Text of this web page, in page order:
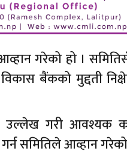
गरेको हो ।
बैंकको मुद्दती
गरी आवश्यक
समितिले आव्हान गरेको